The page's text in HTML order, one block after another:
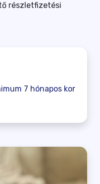
részletfizetési
7 hónapos kor